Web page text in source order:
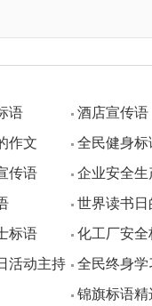
语
酒店宣传语
作文
全民健身标
传语
企业安全
典世界读书
语
标语
化工厂安全
活动主持
全民终身学
方案
锦旗标语精